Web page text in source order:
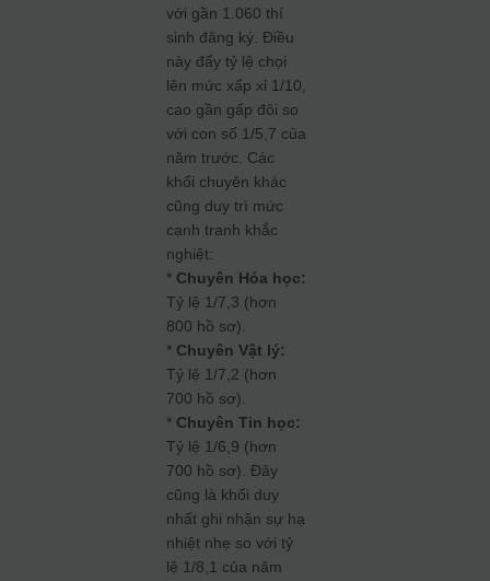
với gần 1.060 thí
sinh đăng ký. Điều
này đẩy tỷ lệ chọi
lên mức xấp xỉ 1/10,
cao gần gấp đôi so
với con số 1/5,7 của
năm trước. Các
khối chuyên khác
cũng duy trì mức
cạnh tranh khắc
nghiệt:
* Chuyên Hóa học:
Tỷ lệ 1/7,3 (hơn
800 hồ sơ).
* Chuyên Vật lý:
Tỷ lệ 1/7,2 (hơn
700 hồ sơ).
* Chuyên Tin học:
Tỷ lệ 1/6,9 (hơn
700 hồ sơ). Đây
cũng là khối duy
nhất ghi nhận sự hạ
nhiệt nhẹ so với tỷ
lệ 1/8,1 của năm